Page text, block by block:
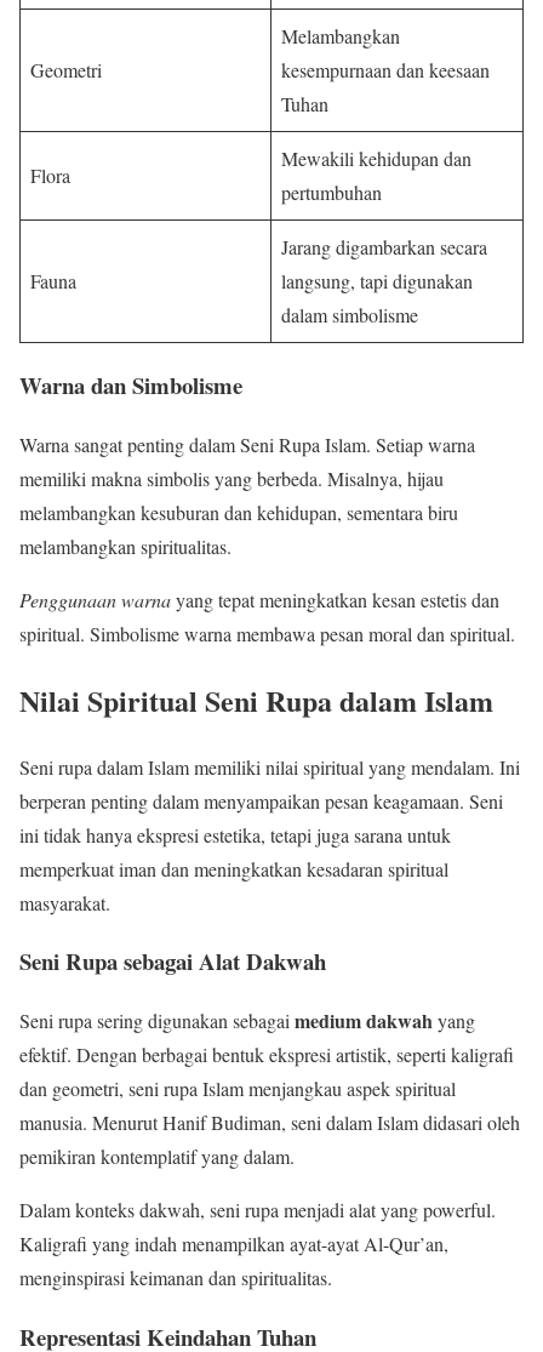
Geometri
Melambangkan
kesempurnaan dan keesaan
Tuhan
Flora
Mewakili kehidupan dan
pertumbuhan
Fauna
Jarang digambarkan secara
langsung, tapi digunakan
dalam simbolisme
Warna dan Simbolisme
Warna sangat penting dalam Seni Rupa Islam. Setiap warna
memiliki makna simbolis yang berbeda. Misalnya, hijau
melambangkan kesuburan dan kehidupan, sementara biru
melambangkan spiritualitas.
Penggunaan warnayang tepat meningkatkan kesan estetis dan
spiritual. Simbolisme warna membawa pesan moral dan spiritual.
Nilai Spiritual Seni Rupa dalam Islam
Seni rupa dalam Islam memiliki nilai spiritual yang mendalam. Ini
berperan penting dalam menyampaikan pesan keagamaan. Seni
ini tidak hanya ekspresi estetika, tetapi juga sarana untuk
memperkuat iman dan meningkatkan kesadaran spiritual
masyarakat.
Seni Rupa sebagai Alat Dakwah
Seni rupa sering digunakan sebagai medium dakwahyang
efektif. Dengan berbagai bentuk ekspresi artistik, seperti kaligrafi
dan geometri, seni rupa Islam menjangkau aspek spiritual
manusia. Menurut Hanif Budiman, seni dalam Islam didasari oleh
pemikiran kontemplatif yang dalam.
Dalam konteks dakwah, seni rupa menjadi alat yang powerful.
Kaligrafi yang indah menampilkan ayat-ayat Al-Qur’an,
menginspirasi keimanan dan spiritualitas.
Representasi Keindahan Tuhan